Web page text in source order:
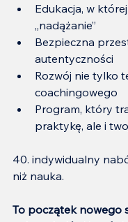
Edukacja, w
„nadążanie”
Bezpieczna
autentyczności
Rozwój nie tylko
coachingowego
Program, który
praktykę, ale i
40. indywidualny
niż nauka.
To początek nowego